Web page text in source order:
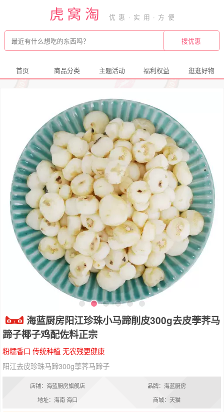
虎窝淘
首页 商品分类 主题活动 福利权益 逛逛好物
海蓝厨房阳江珍珠小马蹄削皮300g去皮荸荠马
蹄子椰子鸡配佐料正宗
粉糯香口 传统种植 无农残更健康
阳江去皮珍珠马蹄300g荸荠马蹄子
店铺：海蓝厨房旗舰店
品牌：海蓝厨房
地址：海南 海口
商城：天猫